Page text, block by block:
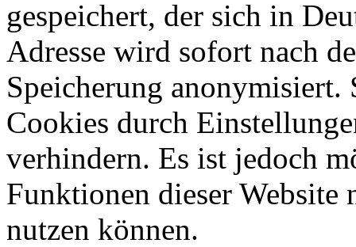
gespeichert, der sich in
Adresse wird sofort nach
Speicherung
Cookies durch
verhindern. Es ist jedoch
Funktionen dieser
nutzen können.